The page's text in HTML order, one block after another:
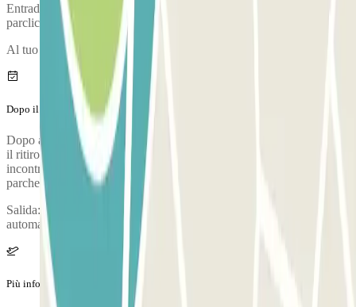
Entrada: entrare dal cancello aperto, far vedere la prenotazione
parclick all'operatore e seguire le sue indicazioni.
Al tuo arrivo, verrà realizzata un'ispezione del veicolo.
Dopo il tuo viaggio
Dopo aver ritirato i tuoi bagagli, chiama il parcheggio per richiedere
il ritiro. Durante la chiamata, una persona confermerà il punto di
incontro nel terminal dell'aeroporto. Il numero di telefono del
parcheggio verrà fornito una volta effettuata la prenotazione.
Salida: prendere l'auto e dirigersi verso l'uscita: il cancello si aprirà
automaticamente.
Più informazioni